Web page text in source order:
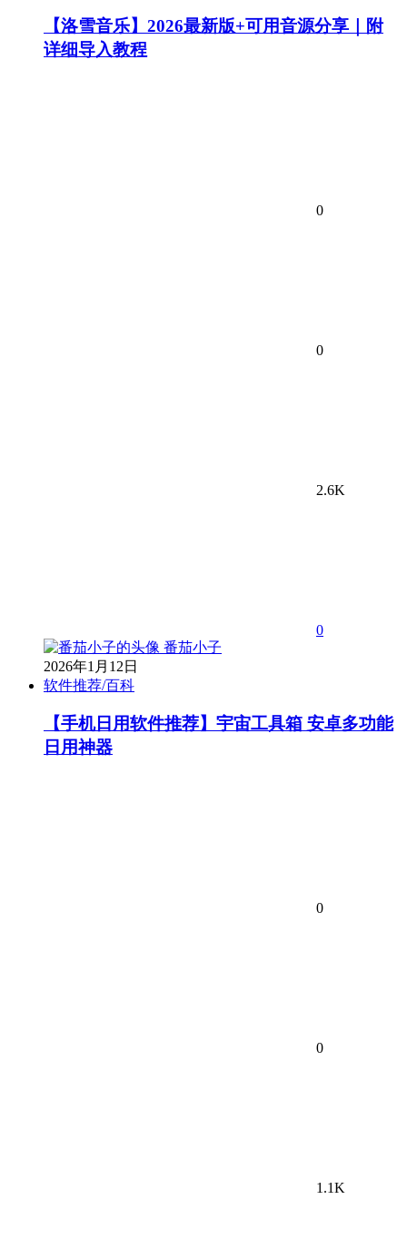
【洛雪音乐】2026最新版+可用音源分享｜附
详细导入教程
0
0
2.6K
0
番茄小子
2026年1月12日
软件推荐/百科
【手机日用软件推荐】宇宙工具箱 安卓多功能
日用神器
0
0
1.1K